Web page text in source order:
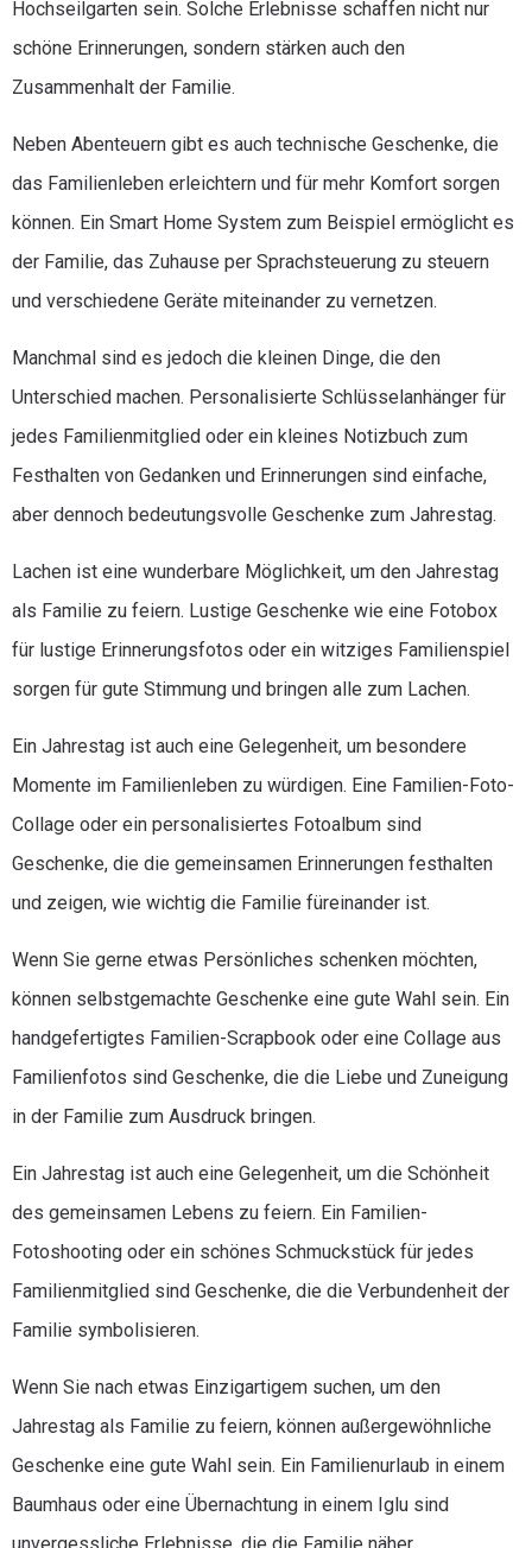
Hochseilgarten sein. Solche Erlebnisse schaffen nicht nur
schöne Erinnerungen, sondern stärken auch den
Zusammenhalt der Familie.
Neben Abenteuern gibt es auch technische Geschenke, die
das Familienleben erleichtern und für mehr Komfort sorgen
können. Ein Smart Home System zum Beispiel ermöglicht es
der Familie, das Zuhause per Sprachsteuerung zu steuern
und verschiedene Geräte miteinander zu vernetzen.
Manchmal sind es jedoch die kleinen Dinge, die den
Unterschied machen. Personalisierte Schlüsselanhänger für
jedes Familienmitglied oder ein kleines Notizbuch zum
Festhalten von Gedanken und Erinnerungen sind einfache,
aber dennoch bedeutungsvolle Geschenke zum Jahrestag.
Lachen ist eine wunderbare Möglichkeit, um den Jahrestag
als Familie zu feiern. Lustige Geschenke wie eine Fotobox
für lustige Erinnerungsfotos oder ein witziges Familienspiel
sorgen für gute Stimmung und bringen alle zum Lachen.
Ein Jahrestag ist auch eine Gelegenheit, um besondere
Momente im Familienleben zu würdigen. Eine Familien-Foto-
Collage oder ein personalisiertes Fotoalbum sind
Geschenke, die die gemeinsamen Erinnerungen festhalten
und zeigen, wie wichtig die Familie füreinander ist.
Wenn Sie gerne etwas Persönliches schenken möchten,
können selbstgemachte Geschenke eine gute Wahl sein. Ein
handgefertigtes Familien-Scrapbook oder eine Collage aus
Familienfotos sind Geschenke, die die Liebe und Zuneigung
in der Familie zum Ausdruck bringen.
Ein Jahrestag ist auch eine Gelegenheit, um die Schönheit
des gemeinsamen Lebens zu feiern. Ein Familien-
Fotoshooting oder ein schönes Schmuckstück für jedes
Familienmitglied sind Geschenke, die die Verbundenheit der
Familie symbolisieren.
Wenn Sie nach etwas Einzigartigem suchen, um den
Jahrestag als Familie zu feiern, können außergewöhnliche
Geschenke eine gute Wahl sein. Ein Familienurlaub in einem
Baumhaus oder eine Übernachtung in einem Iglu sind